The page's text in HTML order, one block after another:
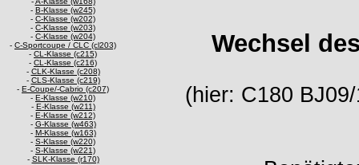
- B-Klasse (w245)
- C-Klasse (w202)
- C-Klasse (w203)
- C-Klasse (w204)
- C-Sportcoupe / CLC (cl203)
- CL-Klasse (c215)
- CL-Klasse (c216)
- CLK-Klasse (c208)
- CLS-Klasse (c219)
- E-Coupe/-Cabrio (c207)
- E-Klasse (w210)
- E-Klasse (w211)
- E-Klasse (w212)
- G-Klasse (w463)
- M-Klasse (w163)
- S-Klasse (w220)
- S-Klasse (w221)
- SLK-Klasse (r170)
Wechsel
(hier: C180